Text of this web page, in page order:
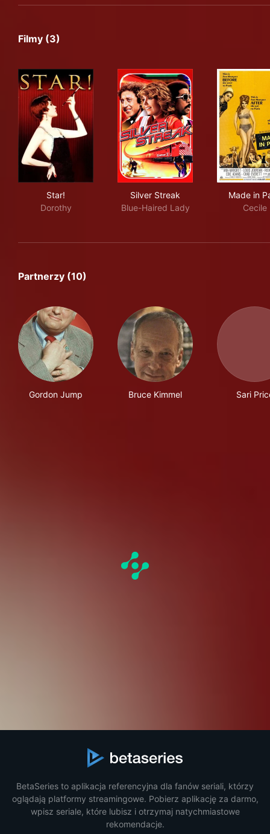
Filmy (3)
Star!
Dorothy
Silver Streak
Blue-Haired Lady
Made in
Cecile
Partnerzy (10)
Gordon Jump Bruce Kimmel Sari
BetaSeries to aplikacja referencyjna dla fanów seriali, którzy
oglądają platformy streamingowe. Pobierz aplikację za darmo,
wpisz seriale, które lubisz i otrzymaj natychmiastowe
rekomendacje.